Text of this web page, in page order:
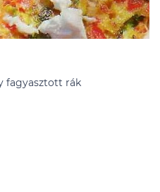
fagyasztott rák